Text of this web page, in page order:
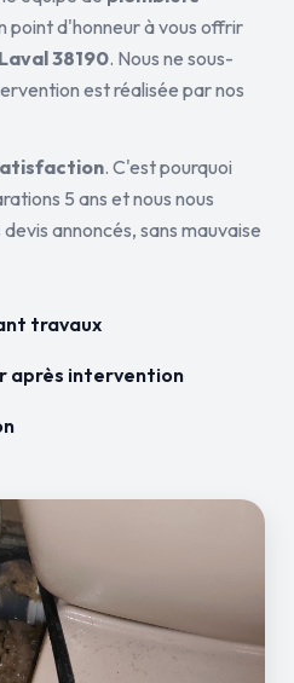
point d'honneur à vous offrir
Laval 38190. Nous ne sous-
est réalisée par nos
. C'est pourquoi
5 ans et nous nous
annoncés, sans mauvaise
travaux
après intervention